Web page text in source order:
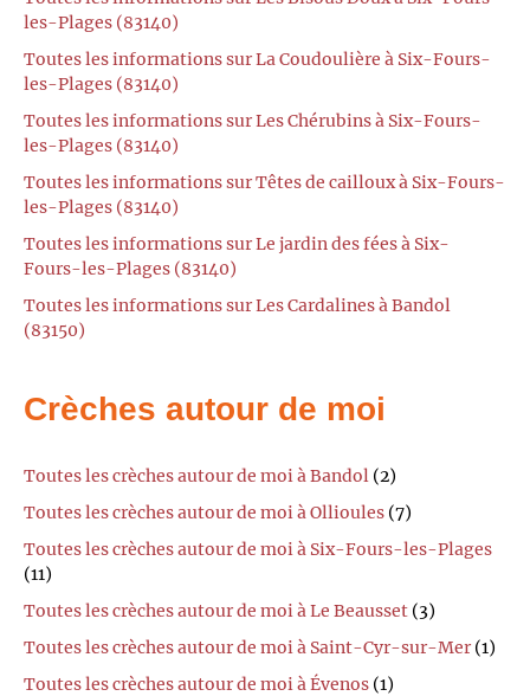
les-Plages (83140)
Toutes les informations sur La Coudoulière à Six-Fours-
les-Plages (83140)
Toutes les informations sur Les Chérubins à Six-Fours-
les-Plages (83140)
Toutes les informations sur Têtes de cailloux à Six-Fours-
les-Plages (83140)
Toutes les informations sur Le jardin des fées à Six-
Fours-les-Plages (83140)
Toutes les informations sur Les Cardalines à Bandol
(83150)
Crèches autour de moi
Toutes les crèches autour de moi à Bandol (2)
Toutes les crèches autour de moi à Ollioules (7)
Toutes les crèches autour de moi à Six-Fours-les-Plages
(11)
Toutes les crèches autour de moi à Le Beausset (3)
Toutes les crèches autour de moi à Saint-Cyr-sur-Mer (1)
Toutes les crèches autour de moi à Évenos (1)